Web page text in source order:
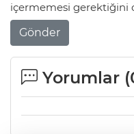
içermemesi gerektiğini
Gönder
Yorumlar (